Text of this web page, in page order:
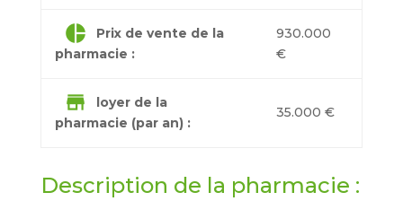
pie_chart
Prix de vente de la
pharmacie :
930.000
€
store
loyer de la
pharmacie (par an) :
35.000 €
Description de la pharmacie :